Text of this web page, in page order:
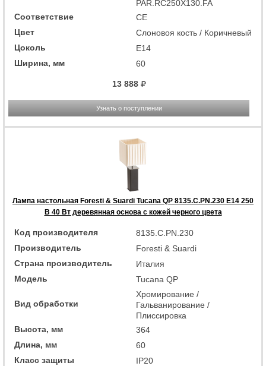
PAR.RC250X130.FA
Соответствие
CE
Цвет
Слоновоя кость / Коричневый
Цоколь
E14
Ширина, мм
60
13 888
Узнать о поступлении
Лампа настольная Foresti & Suardi Tucana QP 8135.C.PN.230 E14 250
В 40 Вт деревянная основа с кожей черного цвета
Код производителя
8135.C.PN.230
Производитель
Foresti & Suardi
Страна производитель
Италия
Модель
Tucana QP
Вид обработки
Хромирование /
Гальванирование /
Плиссировка
Высота, мм
364
Длина, мм
60
Класс защиты
IP20